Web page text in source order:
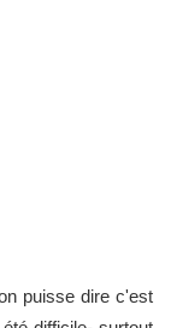
puisse dire c'est